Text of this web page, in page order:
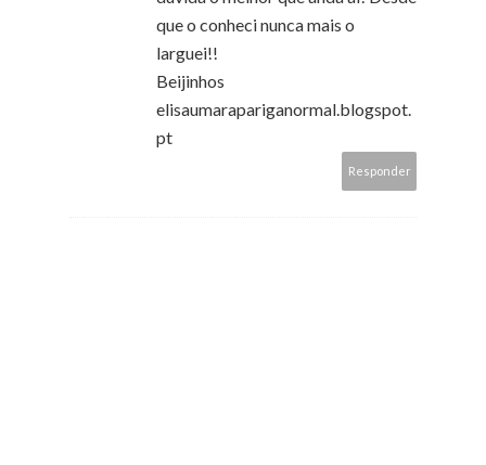
que o conheci nunca mais o
larguei!!
Beijinhos
elisaumarapariganormal.blogspot.
pt
Responder